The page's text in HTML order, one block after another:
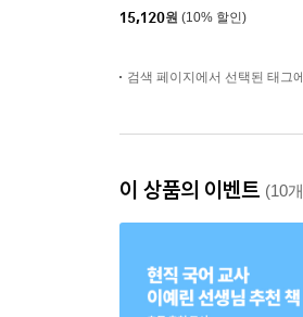
15,120원 (10% 할인)
검색 페이지에서 선택된 태그
이 상품의 이벤트 (10